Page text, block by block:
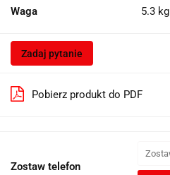
Waga 5.3 kg
Zadaj pytanie
Pobierz produkt do PDF
Zostaw telefon